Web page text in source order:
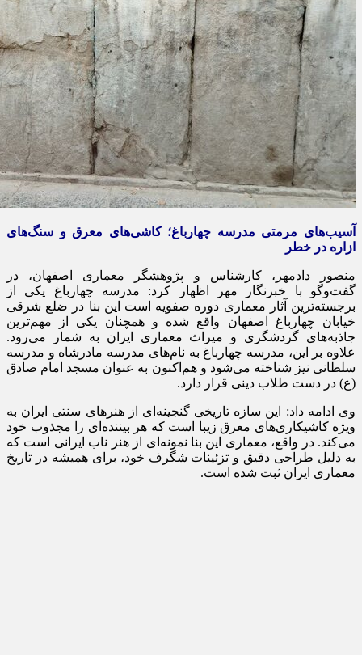
آسیب‌های مرمتی مدرسه چهارباغ؛ کاشی‌های معرق و سنگ‌های
ازاره در خطر
منصوردادمهر ، کارشناس و پژوهشگر معماری اصفهان، در
گفت‌وگو با خبرنگار مهر اظهار کرد: مدرسه چهارباغ یکی از
برجسته‌ترین آثار معماری دوره صفویه است این بنا در ضلع شرقی
خیابان چهارباغ اصفهان واقع شده و همچنان یکی از مهم‌ترین
جاذبه‌های گردشگری و میراث معماری ایران به شمار می‌رود.
علاوه بر این، مدرسه چهارباغ به نام‌های مدرسه مادرشاه و مدرسه
سلطانی نیز شناخته می‌شود و هم‌اکنون به عنوان مسجد امام صادق
(ع) در دست طلاب دینی قرار دارد.
وی ادامه داد: این سازه تاریخی گنجینه‌ای از هنرهای سنتی ایران به
ویژه کاشیکاری‌های معرق زیبا است که هر بیننده‌ای را مجذوب خود
می‌کند. در واقع، معماری این بنا نمونه‌ای از هنر ناب ایرانی است که
به دلیل طراحی دقیق و تزئینات شگرف خود، برای همیشه در تاریخ
معماری ایران ثبت شده است.